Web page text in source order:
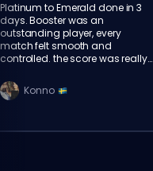
Platinum to Emerald done in 3
days. Booster was an
outstanding player, every
match felt smooth and
controlled. the score was really
Konno